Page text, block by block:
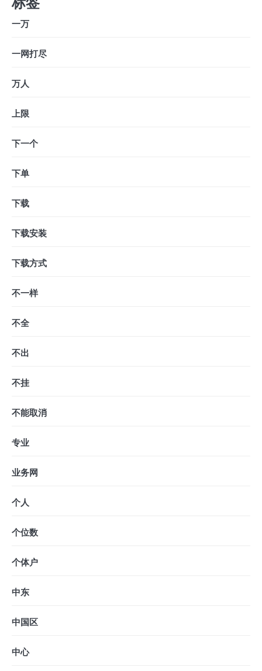
一万
一网打尽
万人
上限
下一个
下单
下载
下载安装
下载方式
不一样
不全
不出
不挂
不能取消
专业
业务网
个人
个位数
个体户
中东
中国区
中心